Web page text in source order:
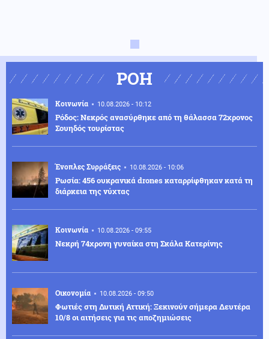
ΡΟΗ
Κοινωνία 10.08.2026 - 10:12
Ρόδος: Νεκρός ανασύρθηκε από τη θάλασσα 72χρονος
Σουηδός τουρίστας
Ένοπλες Συρράξεις 10.08.2026 - 10:06
Ρωσία: 456 ουκρανικά drones καταρρίφθηκαν κατά τη
διάρκεια της νύχτας
Κοινωνία 10.08.2026 - 09:55
Νεκρή 74χρονη γυναίκα στη Σκάλα Κατερίνης
Οικονομία 10.08.2026 - 09:50
Φωτιές στη Δυτική Αττική: Ξεκινούν σήμερα Δευτέρα
10/8 οι αιτήσεις για τις αποζημιώσεις